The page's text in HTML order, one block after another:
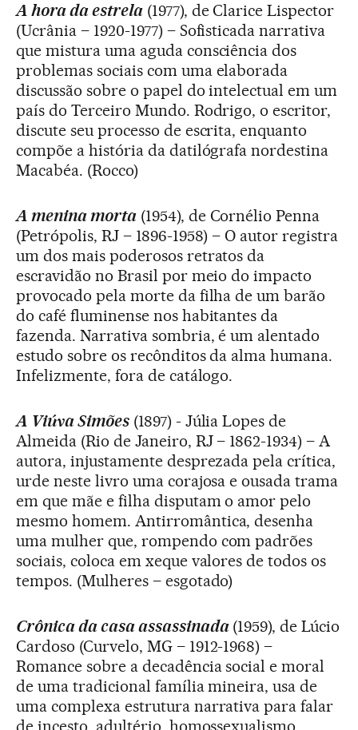
A hora da estrela (1977), de Clarice Lispector
(Ucrânia – 1920-1977) – Sofisticada narrativa
que mistura uma aguda consciência dos
problemas sociais com uma elaborada
discussão sobre o papel do intelectual em um
país do Terceiro Mundo. Rodrigo, o escritor,
discute seu processo de escrita, enquanto
compõe a história da datilógrafa nordestina
Macabéa. (Rocco)
A menina morta(1954), de Cornélio Penna
(Petrópolis, RJ – 1896-1958) – O autor registra
um dos mais poderosos retratos da
escravidão no Brasil por meio do impacto
provocado pela morte da filha de um barão
do café fluminense nos habitantes da
fazenda. Narrativa sombria, é um alentado
estudo sobre os recônditos da alma humana.
Infelizmente, fora de catálogo.
A Viúva Simões(1897) - Júlia Lopes de
Almeida (Rio de Janeiro, RJ – 1862-1934) – A
autora, injustamente desprezada pela crítica,
urde neste livro uma corajosa e ousada trama
em que mãe e filha disputam o amor pelo
mesmo homem. Antirromântica, desenha
uma mulher que, rompendo com padrões
sociais, coloca em xeque valores de todos os
tempos. (Mulheres – esgotado)
Crônica da casa assassinada(1959), de Lúcio
Cardoso (Curvelo, MG – 1912-1968) –
Romance sobre a decadência social e moral
de uma tradicional família mineira, usa de
uma complexa estrutura narrativa para falar
de incesto, adultério, homossexualismo,